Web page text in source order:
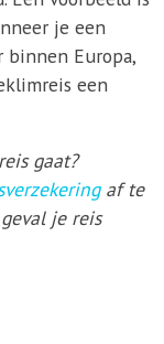
je een
binnen Europa,
een
gaat?
af te
je reis